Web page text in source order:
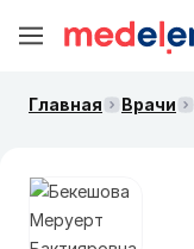
Главная Врачи